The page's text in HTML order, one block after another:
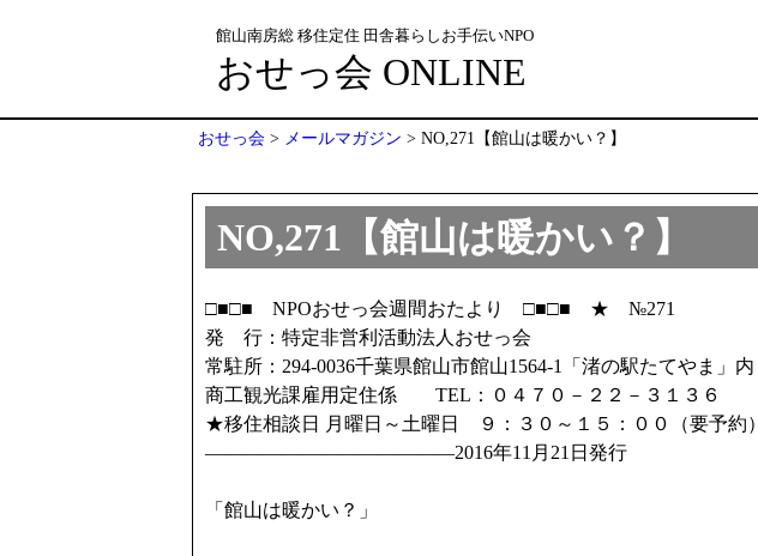
館山南房総 移住定住 田舎暮らしお手伝いNPO
おせっ会 ONLINE
おせっ会 > メールマガジン > NO,271【館山は暖かい？】
NO,271【館山は暖かい？】
□■□■ NPOおせっ会週間おたより □■□■ ★ №271
発 行：特定非営利活動法人おせっ会
常駐所：294-0036千葉県館山市館山1564-1「渚の駅たてやま」内
商工観光課雇用定住係 TEL：０４７０－２２－３１３６
★移住相談日 月曜日～土曜日 ９：３０～１５：００（要予約）
—————————————2016年11月21日発行
「館山は暖かい？」